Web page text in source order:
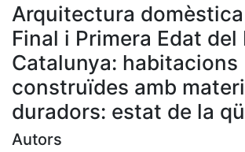
Arquitectura
Final i Primera Edat del
Catalunya: habitacions
construïdes amb
duradors: estat de la
Autors